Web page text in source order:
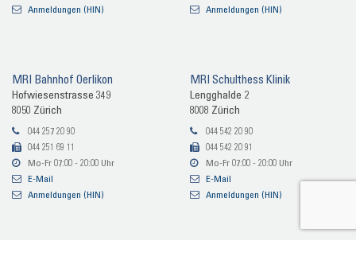
An­mel­dun­gen (HIN)
An­mel­dun­gen (HIN)
MRI Bahn­hof Oer­li­kon
Hof­wie­sen­stras­se 349
8050 Zü­rich
044 257 20 90
044 251 69 11
Mo-Fr 07:00 - 20:00 Uhr
E-​Mail
An­mel­dun­gen (HIN)
MRI Schult­hess Kli­nik
Lengg­hal­de 2
8008 Zü­rich
044 542 20 90
044 542 20 91
Mo-Fr 07:00 - 20:00 Uhr
E-​Mail
An­mel­dun­gen (HIN)